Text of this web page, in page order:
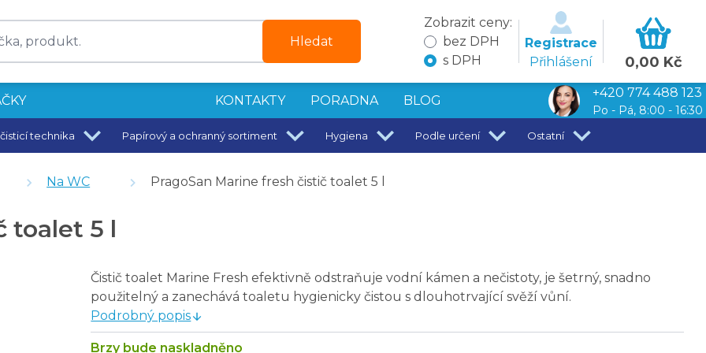
Hledat
Zobrazit ceny:
bez DPH
s DPH
Registrace
Přihlášení
0,00 Kč
KONTAKTY PORADNA BLOG
+420 774 488 123
Po - Pá, 8:00 - 16:30
technika Papírový a ochranný sortiment Hygiena Podle určení Ostatní
na okna
Na WC PragoSan Marine fresh čistič toalet 5 l
toalet 5 l
Čistič toalet Marine Fresh efektivně odstraňuje vodní kámen a nečistoty, je šetrný, snadno
použitelný a zanechává toaletu hygienicky čistou s dlouhotrvající svěží vůní.
Podrobný popis
Brzy bude naskladněno